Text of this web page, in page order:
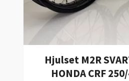
Hjulset M2R
HONDA CRF